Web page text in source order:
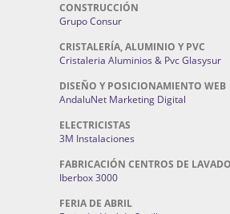
CONSTRUCCIÓN
Grupo Consur
CRISTALERÍA, ALUMINIO Y PVC
Cristaleria Aluminios & Pvc Glasysur
DISEÑO Y POSICIONAMIENTO WEB
AndaluNet Marketing Digital
ELECTRICISTAS
3M Instalaciones
FABRICACIÓN CENTROS DE LAVADO
Iberbox 3000
FERIA DE ABRIL